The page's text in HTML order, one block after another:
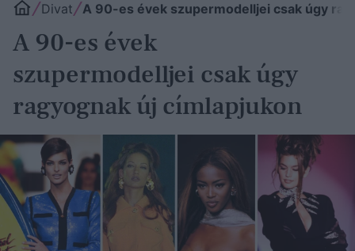
Divat A 90-es évek szupermodelljei csak úgy
A 90-es évek
szupermodelljei csak úgy
ragyognak új címlapjukon